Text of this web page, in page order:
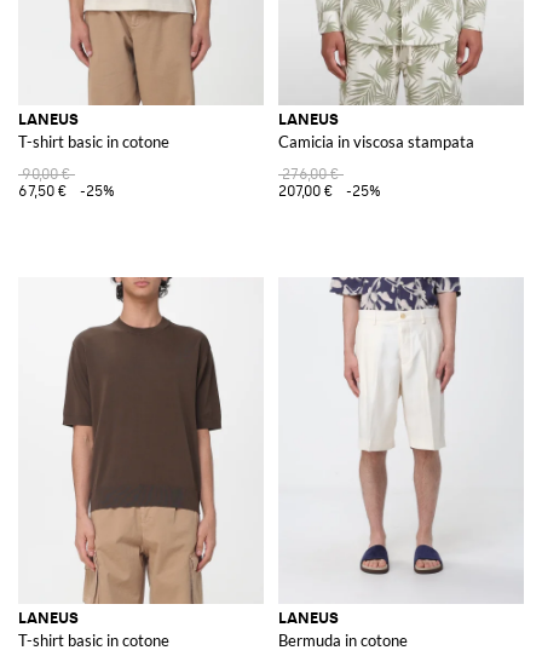
LANEUS
T-shirt basic in cotone
90,00 €
67,50 €
-25%
LANEUS
Camicia in viscosa stampata
276,00 €
207,00 €
-25%
LANEUS
T-shirt basic in cotone
LANEUS
Bermuda in cotone